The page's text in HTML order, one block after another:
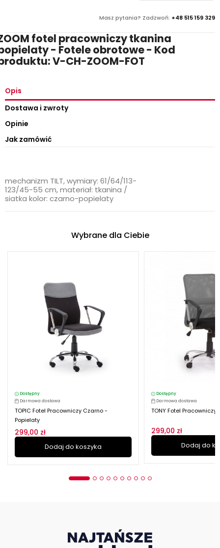
Masz pytania? Zadzwoń: +48 515 159 329
fotel pracowniczy tkanina
- Fotele obrotowe - Kod
V-CH-ZOOM-FOT
Opis
Dostawa i zwroty
Opinie
Jak zamówić
mechanizm TILT, wymiary: 61/64/113-
123/45-55 cm, materiał: tkanina /
siatka kolor: czarno-popielaty
Wybrane dla Ciebie
Dostępny
Darmowa dostawa
TOPIC Fotel Pracowniczy Czarno -
Popielaty
299,00 zł
Dodaj do koszyka
Dostępny
Darmowa dostawa
TONY Fotel Pracowniczy
299,00 zł
Dodaj do